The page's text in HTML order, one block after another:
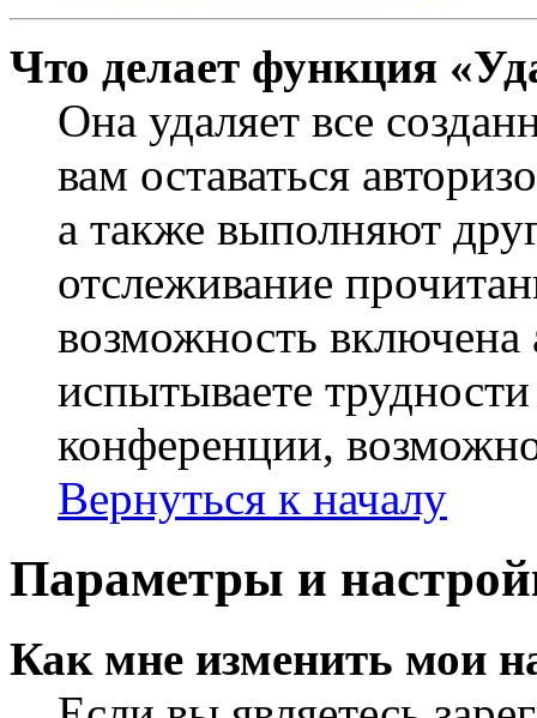
Что делает функция
Она удаляет все
вам оставаться
а также выполняют
отслеживание
возможность
испытываете
конференции,
Вернуться к началу
Параметры и
Как мне изменить мои